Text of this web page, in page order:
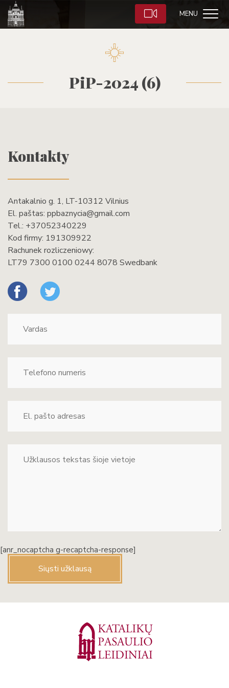
MENU
PiP-2024 (6)
Kontakty
Antakalnio g. 1, LT-10312 Vilnius
El. paštas: ppbaznycia@gmail.com
Tel.: +37052340229
Kod firmy: 191309922
Rachunek rozliczeniowy:
LT79 7300 0100 0244 8078 Swedbank
[anr_nocaptcha g-recaptcha-response]